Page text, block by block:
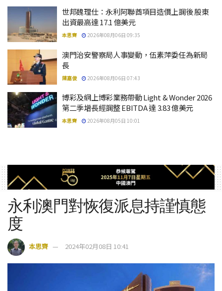
世邦魏理仕：永利阿聯酋項目造價上調後 股東
出資最高達 17.1 億美元
本思齊 2026年08月06日 09:35
澳門治安警察局人事變動，伍素萍委任為新局
長
陳嘉俊 2026年08月06日 07:43
博彩及網上博彩業務帶動 Light & Wonder 2026
第二季增長經調整 EBITDA 達 3.83 億美元
本思齊 2026年08月05日 10:01
永利澳門對恢復派息持謹慎態
度
本思齊 2024年02月08日 10:41